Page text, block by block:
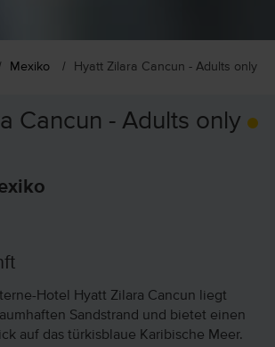
Mexiko Hyatt Zilara Cancun - Adults only
Cancun - Adults only
Hotel Hyatt Zilara Cancun liegt
Sandstrand und bietet einen
auf das türkisblaue Karibische Meer.